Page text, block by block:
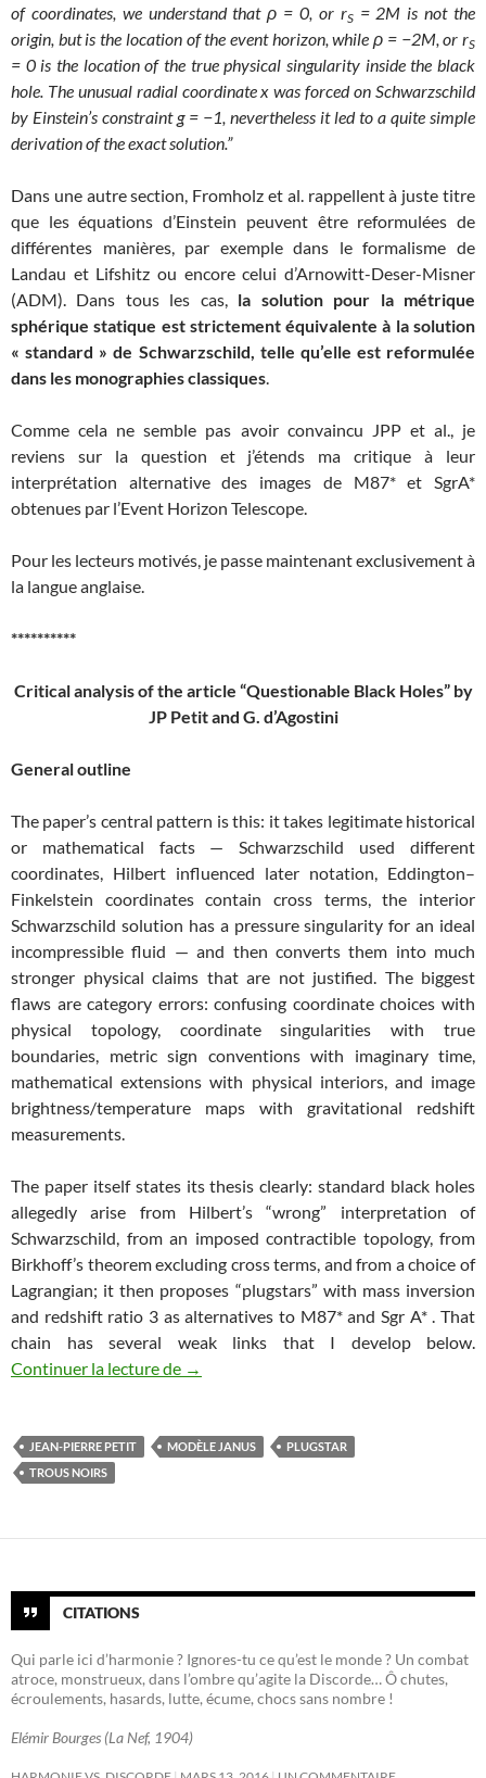
of coordinates, we understand thatρ = 0, or rS= 2M is not the
origin, but is the location of the event horizon, whileρ = −2M, or rS
= 0 is the location of the true physical singularity inside the black
hole. The unusual radial coordinate x was forced on Schwarzschild
by Einstein’s constraint g = −1, nevertheless it led to a quite simple
derivation of the exact solution.”
Dans une autre section, Fromholz et al. rappellent à juste titre
que les équations d’Einstein peuvent être reformulées de
différentes manières, par exemple dans le formalisme de
Landau et Lifshitz ou encore celui d’Arnowitt-Deser-Misner
(ADM). Dans tous les cas, la solution pour la métrique
sphérique statique est strictement équivalente à la solution
« standard » de Schwarzschild, telle qu’elle est reformulée
dans les monographies classiques
Comme cela ne semble pas avoir convaincu JPP et al., je
reviens sur la question et j’étends ma critique à leur
interprétation alternative des images de M87* et SgrA*
obtenues par l’Event Horizon Telescope.
Pour les lecteurs motivés, je passe maintenant exclusivement à
la langue anglaise.
**********
Critical analysis of the article “Questionable Black Holes” by
JP Petit and G. d’Agostini
General outline
The paper’s central pattern is this: it takes legitimate historical
or mathematical facts — Schwarzschild used different
coordinates, Hilbert influenced later notation, Eddington–
Finkelstein coordinates contain cross terms, the interior
Schwarzschild solution has a pressure singularity for an ideal
incompressible fluid — and then converts them into much
stronger physical claims that are not justified. The biggest
flaws are category errors: confusing coordinate choices with
physical topology, coordinate singularities with true
boundaries, metric sign conventions with imaginary time,
mathematical extensions with physical interiors, and image
brightness/temperature maps with gravitational redshift
measurements.
The paper itself states its thesis clearly: standard black holes
allegedly arise from Hilbert’s “wrong” interpretation of
Schwarzschild, from an imposed contractible topology, from
Birkhoff’s theorem excluding cross terms, and from a choice of
Lagrangian; it then proposes “plugstars” with mass inversion
and redshift ratio 3 as alternatives to M87* and Sgr A* . That
chain has several weak links that I develop below.
Continuer la lecture de
La pertinence physique et
→
JEAN-PIERRE PETIT MODÈLE JANUS
PLUGSTAR
TROUS NOIRS
CITATIONS
Qui parle ici d’harmonie ? Ignores-tu ce qu’est le monde ? Un combat
atroce, monstrueux, dans l’ombre qu’agite la Discorde… Ô chutes,
écroulements, hasards, lutte, écume, chocs sans nombre !
Elémir Bourges (La Nef, 1904)